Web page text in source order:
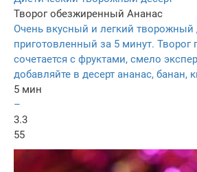
Творог обезжиренный Ананас
Очень вкусный и легкий творожный
приготовленный за 5 минут. Творог
сочетается с фруктами, смело
добавляйте в десерт ананас, банан,
5 мин
–
3.3
55